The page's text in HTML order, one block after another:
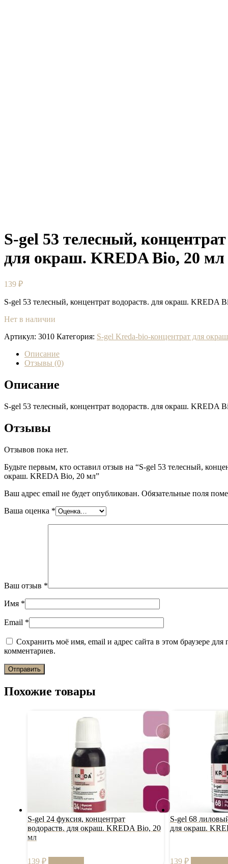
S-gel 53 телесный,
для окраш. KREDA Bio, 20 мл
139 ₽
S-gel 53 телесный, концентрат водораств. для окраш. KREDA
Нет в наличии
Артикул: 3010 Категория: S-gel Kreda-bio-концентрат для
Описание
Отзывы (0)
Описание
S-gel 53 телесный, концентрат водораств. для окраш. KREDA
Отзывы
Отзывов пока нет.
Будьте первым, кто оставил отзыв на “S-gel 53 телесный,
окраш. KREDA Bio, 20 мл”
Ваш адрес email не будет опубликован. Обязательные поля
Ваша оценка *
Ваш отзыв *
Имя *
Email *
Сохранить моё имя, email и адрес сайта в этом браузере
комментариев.
Похожие товары
S-gel 24 фуксия, концентрат
водораств. для окраш. KREDA Bio, 20
мл
139 ₽
S-gel 68
для окраш.
139 ₽